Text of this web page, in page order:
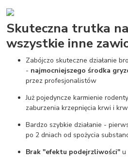
Skuteczna trutka
wszystkie inne
Zabójczo skuteczne działanie
- najmocniejszego środka
przez profesjonalistów
Już pojedyncze karmienie
zaburzenia krzepnięcia krwi i
Bardzo szybkie działanie -
po 2 dniach od spożycia
Brak "efektu podejrzliwości" u